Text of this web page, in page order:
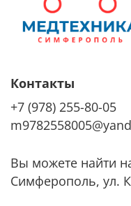
Контакты
+7 (978) 255-80-05
Вы можете найти
Симферополь, ул.